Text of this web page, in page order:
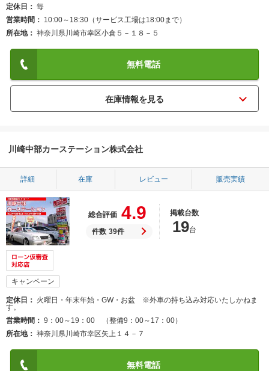
定休日
毎
営業時間
10:00～18:30（サービス工場は18:00まで）
所在地
神奈川県川崎市幸区小倉５－１８－５
無料電話
川崎中部カーステーション株式会社
詳細 在庫 レビュー 販売実績
総合評価 4.9
件数 39件
掲載台数
19台
キャンペーン
定休日
火曜日・年末年始・GW・お盆 ※外車の持ち込み対応いたしかねま
す。
営業時間
9：00～19：00 （整備9：00～17：00）
所在地
神奈川県川崎市幸区矢上１４－７
無料電話